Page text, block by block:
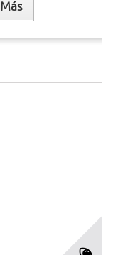
Más